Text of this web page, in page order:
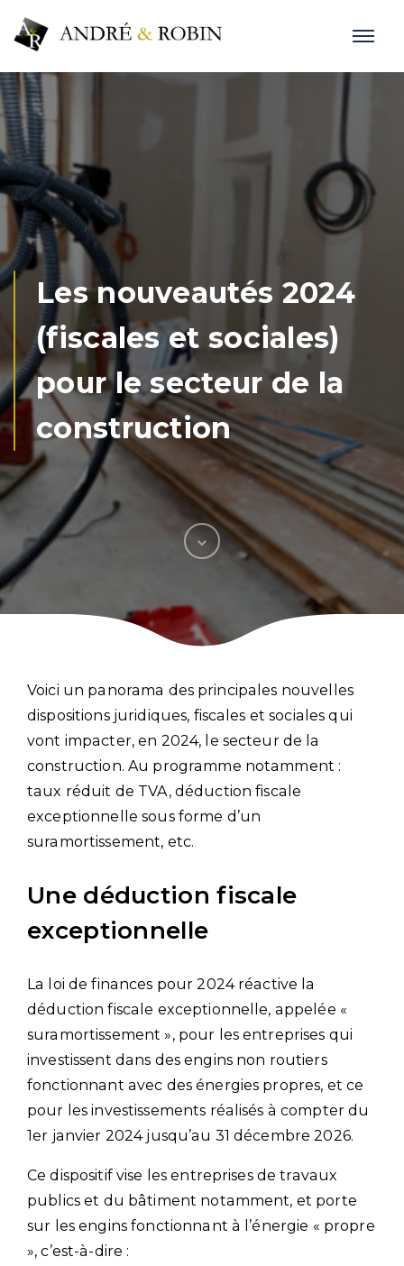
Les nouveautés 2024
(fiscales et sociales)
pour le secteur de la
construction
Voici un panorama des principales nouvelles
dispositions juridiques, fiscales et sociales qui
vont impacter, en 2024, le secteur de la
construction. Au programme notamment :
taux réduit de TVA, déduction fiscale
exceptionnelle sous forme d’un
suramortissement, etc.
Une déduction fiscale
exceptionnelle
La loi de finances pour 2024 réactive la
déduction fiscale exceptionnelle, appelée «
suramortissement », pour les entreprises qui
investissent dans des engins non routiers
fonctionnant avec des énergies propres, et ce
pour les investissements réalisés à compter du
1er janvier 2024 jusqu’au 31 décembre 2026.
Ce dispositif vise les entreprises de travaux
publics et du bâtiment notamment, et porte
sur les engins fonctionnant à l’énergie « propre
», c’est-à-dire :